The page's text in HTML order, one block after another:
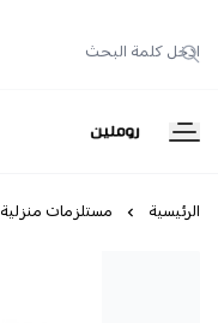
روملين
الرئيسية مستلزمات منزلية